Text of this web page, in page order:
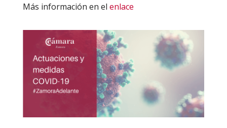
Más información en el enlace